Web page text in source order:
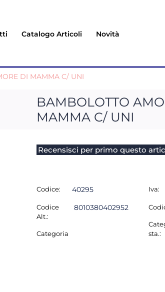
Catalogo Articoli Novità
DI MAMMA C/ UNI
BAMBOLOTTO
MAMMA C/ UNI
Recensisci per primo questo
Codice: 40295
Codice
Alt.:
8010380402952
Categoria
Iva:
sta.: